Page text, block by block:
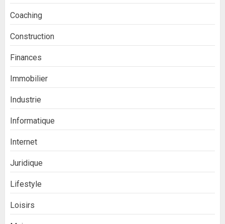
Coaching
Construction
Finances
Immobilier
Industrie
Informatique
Internet
Juridique
Lifestyle
Loisirs